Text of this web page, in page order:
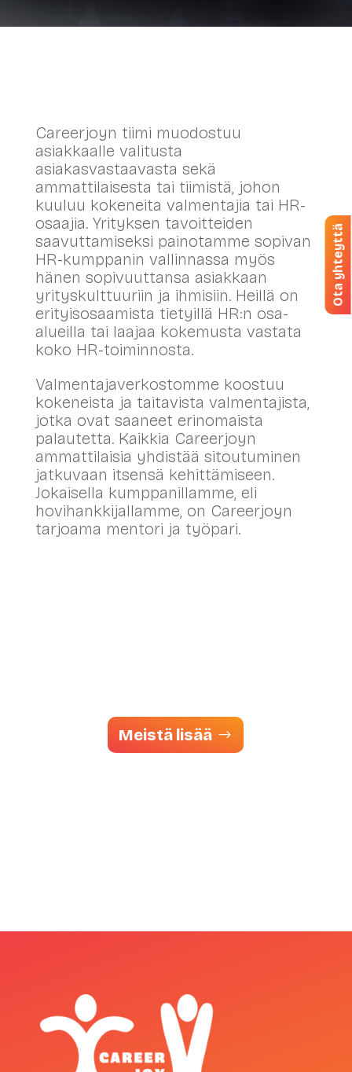
Careerjoyn tiimi muodostuu
asiakkaalle valitusta
asiakasvastaavasta sekä
ammattilaisesta tai tiimistä, johon
kuuluu kokeneita valmentajia tai HR-
osaajia. Yrityksen tavoitteiden
saavuttamiseksi painotamme sopivan
HR-kumppanin vallinnassa myös
hänen sopivuuttansa asiakkaan
yrityskulttuuriin ja ihmisiin. Heillä on
erityisosaamista tietyillä HR:n osa-
alueilla tai laajaa kokemusta vastata
koko HR-toiminnosta.
Valmentajaverkostomme koostuu
kokeneista ja taitavista valmentajista,
jotka ovat saaneet erinomaista
palautetta. Kaikkia Careerjoyn
ammattilaisia yhdistää sitoutuminen
jatkuvaan itsensä kehittämiseen.
Jokaisella kumppanillamme, eli
hovihankkijallamme, on Careerjoyn
tarjoama mentori ja työpari.
Meistä lisää
Ota yhteyttä